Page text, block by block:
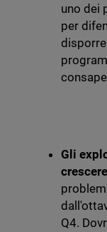
uno dei
per
Gli
Q4.